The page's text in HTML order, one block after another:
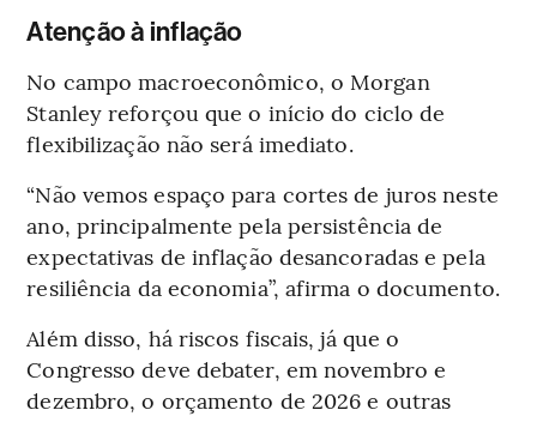
Atenção à inflação
No campo macroeconômico, o Morgan
Stanley reforçou que o início do ciclo de
flexibilização não será imediato.
“Não vemos espaço para cortes de juros neste
ano, principalmente pela persistência de
expectativas de inflação desancoradas e pela
resiliência da economia”, afirma o documento.
Além disso, há riscos fiscais, já que o
Congresso deve debater, em novembro e
dezembro, o orçamento de 2026 e outras